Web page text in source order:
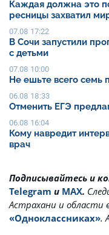
Каждая должна это
ресницы захватил
07.08 17:22
В Сочи запустили
с детьми
07.08 10:00
Не ешьте всего семь
06.08 18:33
Отменить ЕГЭ
06.08 16:04
Кому навредит
врач
Подписывайтесь и
Telegram и MAX.
Астрахани и области
«Одноклассниках».